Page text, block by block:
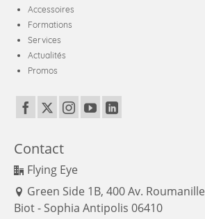
Accessoires
Formations
Services
Actualités
Promos
Contact
Flying Eye
Green Side 1B, 400 Av. Roumanille
Biot - Sophia Antipolis 06410